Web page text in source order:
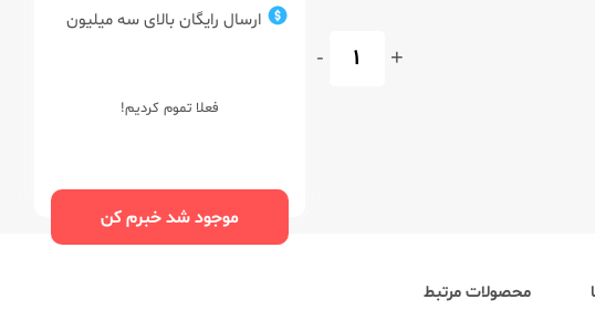
+
-
ارسال رایگان بالای سه میلیون
فعلا تموم کردیم!
موجود شد خبرم کن
محصولات مرتبط